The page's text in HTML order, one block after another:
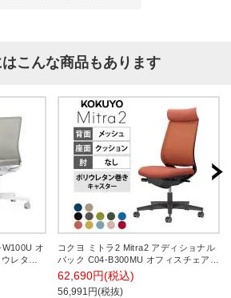
こんな商品もあります
オ
レタン
張り 背
コクヨ ミトラ2 Mitra2 アディショナル
バック C04-B300MU オフィスチェア
肘なし 樹脂脚 ウレタンキャスター 背
メッシュ 座面布張り 本体ブラック
62,690円(税込)
56,991円(税抜)